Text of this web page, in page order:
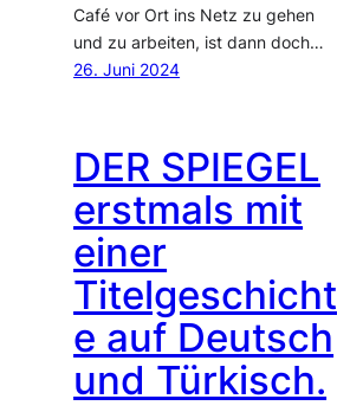
Café vor Ort ins Netz zu gehen
und zu arbeiten, ist dann doch…
26. Juni 2024
DER SPIEGEL
erstmals mit
einer
Titelgeschicht
e auf Deutsch
und Türkisch.